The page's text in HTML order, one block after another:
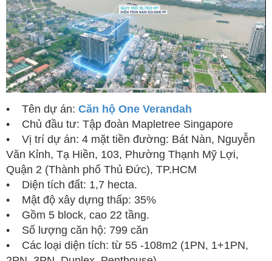
• Tên dự án: Căn hộ One Verandah
• Chủ đầu tư: Tập đoàn Mapletree Singapore
• Vị trí dự án: 4 mặt tiền đường: Bát Nàn, Nguyễn
Văn Kỉnh, Tạ Hiền, 103, Phường Thạnh Mỹ Lợi,
Quận 2 (Thành phố Thủ Đức), TP.HCM
• Diện tích đất: 1,7 hecta.
• Mật độ xây dựng thấp: 35%
• Gồm 5 block, cao 22 tầng.
• Số lượng căn hộ: 799 căn
• Các loại diện tích: từ 55 -108m2 (1PN, 1+1PN,